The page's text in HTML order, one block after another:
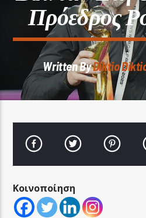
Current Track
Title
Artist
LA FAMIGLIA RADIO
Πρόεδρος
Written ByDiktio
Κοινοποίηση